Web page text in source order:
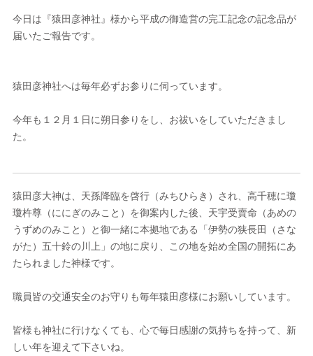
今日は『猿田彦神社』様から平成の御造営の完工記念の記念品が
届いたご報告です。
猿田彦神社へは毎年必ずお参りに伺っています。
今年も１２月１日に朔日参りをし、お祓いをしていただきまし
た。
猿田彦大神は、天孫降臨を啓行（みちひらき）され、高千穂に瓊
瓊杵尊（ににぎのみこと）を御案内した後、天宇受賣命（あめの
うずめのみこと）と御一緒に本拠地である「伊勢の狭長田（さな
がた）五十鈴の川上」の地に戻り、この地を始め全国の開拓にあ
たられました神様です。
職員皆の交通安全のお守りも毎年猿田彦様にお願いしています。
皆様も神社に行けなくても、心で毎日感謝の気持ちを持って、新
しい年を迎えて下さいね。